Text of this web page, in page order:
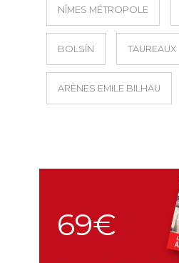
NÎMES MÉTROPOLE
BOLSÍN TAUREAUX
ARÈNES EMILE BILHAU
69€